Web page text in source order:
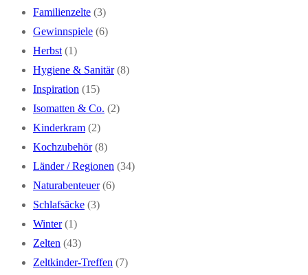
Familienzelte (3)
Gewinnspiele (6)
Herbst (1)
Hygiene & Sanitär (8)
Inspiration (15)
Isomatten & Co. (2)
Kinderkram (2)
Kochzubehör (8)
Länder / Regionen (34)
Naturabenteuer (6)
Schlafsäcke (3)
Winter (1)
Zelten (43)
Zeltkinder-Treffen (7)